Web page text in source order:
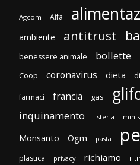
Agcom Aifa
ambiente antitrust
benessere animale bollette
Coop coronavirus dieta
farmaci francia gas
inquinamento listeria
Monsanto Ogm pasta
plastica privacy richiamo